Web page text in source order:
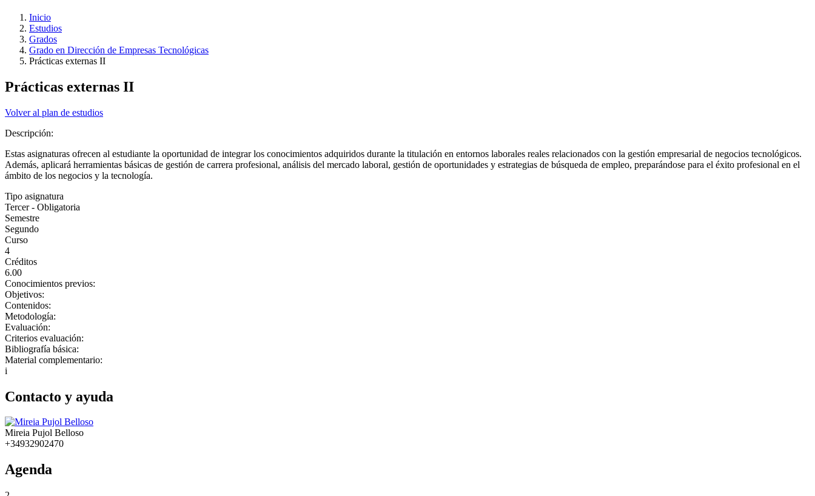
Inicio
Estudios
Grados
Grado en Dirección de Empresas Tecnológicas
Prácticas externas II
Prácticas externas II
Volver al plan de estudios
Descripción:
Estas asignaturas ofrecen al estudiante la oportunidad de integrar los conocimientos adquiridos durante la titulación en entornos laborales reales relacionados con la gestión empresarial de negocios tecnológicos.
Además, aplicará herramientas básicas de gestión de carrera profesional, análisis del mercado laboral, gestión de oportunidades y estrategias de búsqueda de empleo, preparándose para el éxito profesional en el
ámbito de los negocios y la tecnología.
Tipo asignatura
Tercer - Obligatoria
Semestre
Segundo
Curso
4
Créditos
6.00
Conocimientos previos:
Objetivos:
Contenidos:
Metodología:
Evaluación:
Criterios evaluación:
Bibliografía básica:
Material complementario:
i
Contacto y ayuda
Mireia Pujol Belloso
+34932902470
Agenda